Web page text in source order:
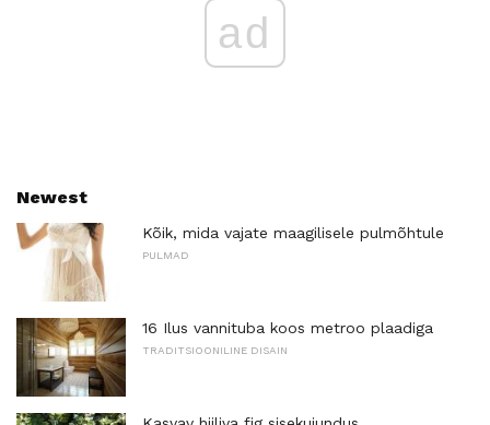
ad
Newest
Kõik, mida vajate maagilisele pulmõhtule
PULMAD
16 Ilus vannituba koos metroo plaadiga
TRADITSIOONILINE DISAIN